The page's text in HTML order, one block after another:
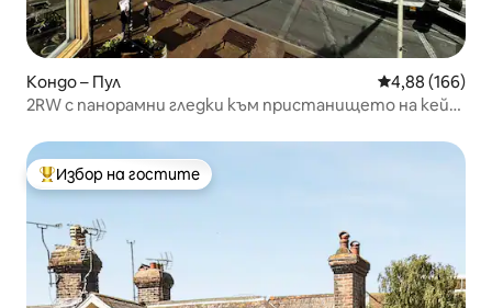
Кондо – Пул Средна
4,88 (166)
2RW с панорамни гледки към пристанището на кей
Най-популярен избор на гостите
Избор на гостите